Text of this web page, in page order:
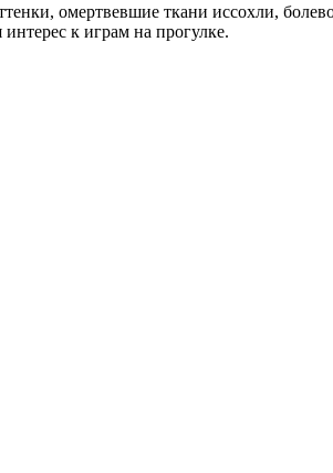
омертвевшие ткани иссохли,
к играм на прогулке.